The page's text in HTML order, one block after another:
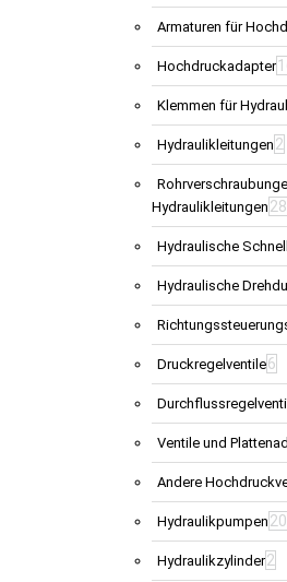
Armaturen für
Hochdruckadapter
Klemmen für
Hydraulikleitungen 2
Hydraulikleitungen
Hydraulische
Hydraulische
Druckregelventile6
Ventile und
Andere
Hydraulikpumpen 20
Hydraulikzylinder2